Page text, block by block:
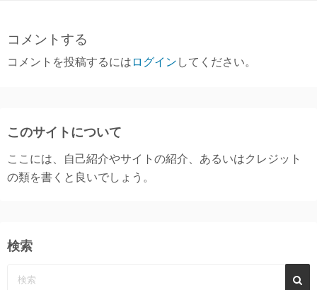
コメントする
コメントを投稿するには ログイン してください。
このサイトについて
ここには、自己紹介やサイトの紹介、あるいはクレジット
の類を書くと良いでしょう。
検索